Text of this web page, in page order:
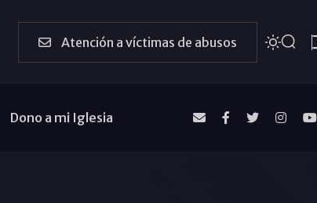
Atención a víctimas de abusos
Dono a mi Iglesia